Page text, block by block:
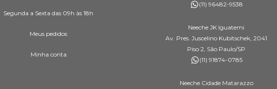
Segunda a Sexta das 09h às 18h
Meus pedidos
Minha conta
(11) 96482-9538
Neeche JK Iguatemi
Av. Pres. Juscelino Kubitschek, 2041
Piso 2, São Paulo/SP
(11) 91874-0785
Neeche Cidade Matarazzo